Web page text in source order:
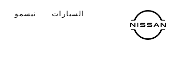
المحتوى
الرئيسي
السيارات نيسمو